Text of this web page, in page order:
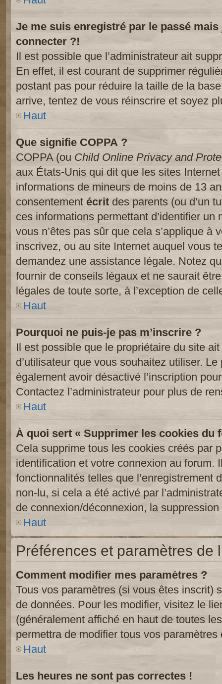
Je me suis enregistré par le passé
connecter ?!
Il est possible que l’administrateur ait
En effet, il est courant de supprimer
postant pas pour réduire la taille de la
arrive, tentez de vous réinscrire et soyez
Haut
Que signifie COPPA ?
COPPA (ou Child Online Privacy and
aux États-Unis qui dit que les sites
informations de mineurs de moins de 13
consentement écrit des parents (ou d’un
ces informations permettant d’identifier
vous n’êtes pas sûr que cela s’applique à
inscrivez, ou au site Internet auquel vous
demandez une assistance légale. Notez
fournir de conseils légaux et ne saurait
légales de toute sorte, à l’exception de
Haut
Pourquoi ne puis-je pas m’inscrire ?
Il est possible que le propriétaire du site
d’utilisateur que vous souhaitez utiliser.
également avoir désactivé l’inscription
Contactez l’administrateur pour plus de
Haut
À quoi sert « Supprimer les cookies du
Cela supprime tous les cookies créés par
identification et votre connexion au forum.
fonctionnalités telles que l’enregistrement
non-lu, si cela a été activé par
de connexion/déconnexion, la
Haut
Préférences et paramètres de
Comment modifier mes paramètres ?
Tous vos paramètres (si vous êtes inscrit)
de données. Pour les modifier, visitez le
(généralement affiché en haut de toutes
permettra de modifier tous vos paramètres
Haut
Les heures ne sont pas correctes !